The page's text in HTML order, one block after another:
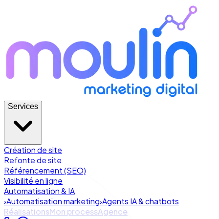
Services
Création de site
Refonte de site
Référencement (SEO)
Visibilité en ligne
Automatisation & IA
›Automatisation marketing›Agents IA & chatbots
RéalisationsMon processAgence